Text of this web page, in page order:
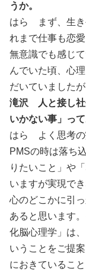
うか。
はら まず、生き
れまで仕事も恋
無意識でも感じ
んでいた頃、心
だいていました
滝沢 人と接し社
いかない事」って
はら よく思考の
PMSの時は落ち
りたいこと」や
いますが実現で
心のどこかに引
あると思います
化脳心理学」は
いうことをご提
におきているこ